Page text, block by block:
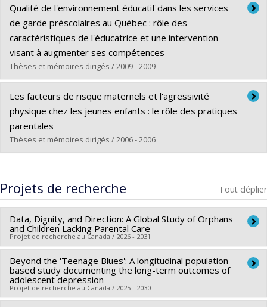
Diplômé(e) :Geoffroy, Marie-Claude
Cycle :Doctorat
Diplôme obtenu :Ph. D.
Lien vers le document dans Papyrus
Qualité de l'environnement éducatif dans les services
de garde préscolaires au Québec : rôle des
caractéristiques de l'éducatrice et une intervention
visant à augmenter ses compétences
Thèses et mémoires dirigés / 2009 - 2009
Diplômé(e) :Manningham, Suzanne
Cycle :Doctorat
Diplôme obtenu :
Lien vers le document dans Papyrus
Les facteurs de risque maternels et l'agressivité
physique chez les jeunes enfants : le rôle des pratiques
parentales
Thèses et mémoires dirigés / 2006 - 2006
Cycle :Maîtrise
Diplôme obtenu :M. Sc.
Lien vers le document dans Papyrus
Projets de recherche Tout déplier
Data, Dignity, and Direction: A Global Study of Orphans
and Children Lacking Parental Care
Projet de recherche au Canada / 2026 - 2031
Chercheur principal : Mira Johri
Co-chercheurs : Bilkis Vissandjée,Ryoa Chung,Sylvana
Côté,Marie-Pierre Sylvestre, Thomas Druetz
Beyond the 'Teenage Blues': A longitudinal population-
based study documenting the long-term outcomes of
adolescent depression
Projet de recherche au Canada / 2025 - 2030